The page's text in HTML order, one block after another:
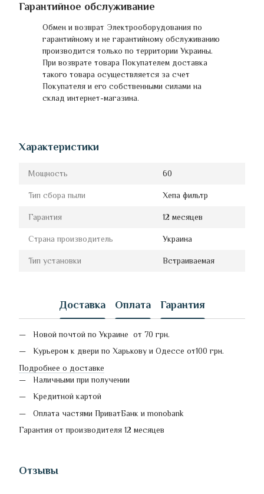
Гарантийное обслуживание
Обмен и возврат Электрооборудования по
гарантийному и не гарантийному обслуживанию
производится только по территории Украины.
При возврате товара Покупателем доставка
такого товара осуществляется за счет
Покупателя и его собственными силами на
склад интернет-магазина.
Характеристики
Мощность 60
Тип сбора пыли Хепа фильтр
Гарантия 12 месяцев
Страна производитель Украина
Тип установки Встраиваемая
Доставка Оплата Гарантия
Новой почтой по Украине от 70 грн.
Курьером к двери по Харькову и Одессе от100 грн.
Подробнее о доставке
Наличными при получении
Кредитной картой
Оплата частями ПриватБанк и monobank
Гарантия от производителя 12 месяцев
Отзывы